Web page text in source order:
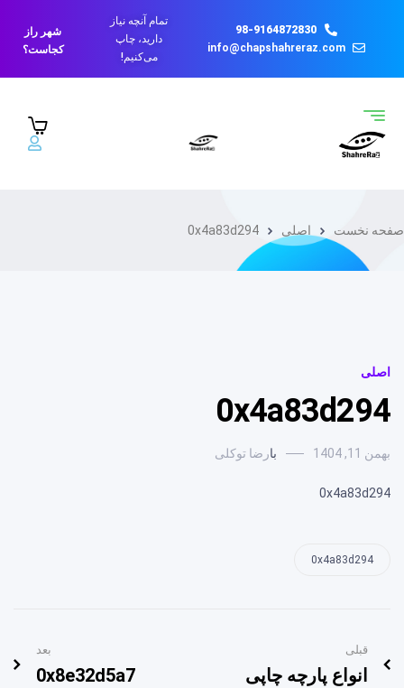
98-9164872830
info@chapshahreraz.com
تمام آنچه نیاز
دارید، چاپ
می‌کنیم!
شهر راز
کجاست؟
صفحه نخست اصلی 0x4a83d294
اصلی
0x4a83d294
بهمن 11, 1404 بارضا توکلی
0x4a83d294
0x4a83d294
قبلی
انواع پارچه چاپی
بعد
0x8e32d5a7